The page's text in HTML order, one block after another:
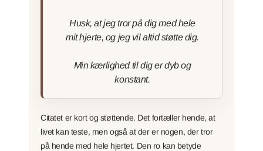
Husk, at jeg tror på dig med hele
mit hjerte, og jeg vil altid støtte dig.
Min kærlighed til dig er dyb og
konstant.
Citatet er kort og støttende. Det fortæller hende, at
livet kan teste, men også at der er nogen, der tror
på hende med hele hjertet. Den ro kan betyde